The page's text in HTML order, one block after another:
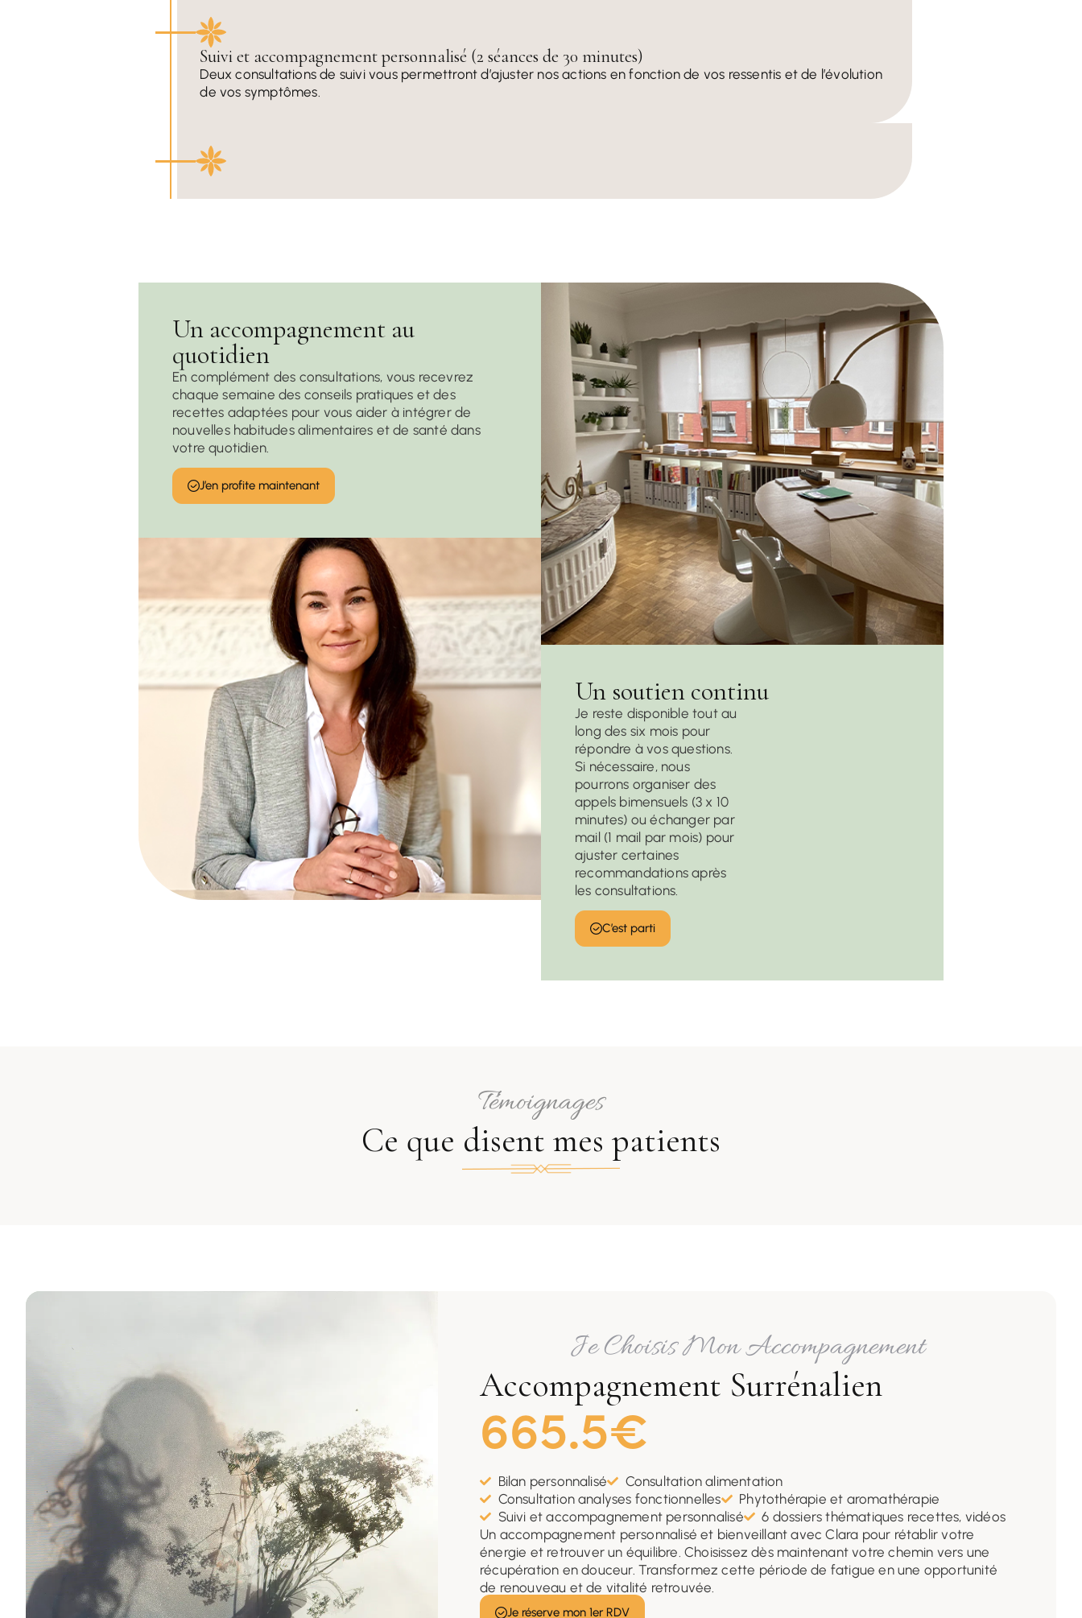
Suivi et accompagnement personnalisé (2 séances de 30 minutes)
Deux consultations de suivi vous permettront d’ajuster nos actions en fonction de vos ressentis et de l’évolution
de vos symptômes.
Un accompagnement au
quotidien
En complément des consultations, vous recevrez
chaque semaine des conseils pratiques et des
recettes adaptées pour vous aider à intégrer de
nouvelles habitudes alimentaires et de santé dans
votre quotidien.
J’en profite maintenant
Un soutien continu
Je reste disponible tout au
long des six mois pour
répondre à vos questions.
Si nécessaire, nous
pourrons organiser des
appels bimensuels (3 x 10
minutes) ou échanger par
mail (1 mail par mois) pour
ajuster certaines
recommandations après
les consultations.
C’est parti
Témoignages
Ce que disent mes patients
Je Choisis Mon Accompagnement
Accompagnement Surrénalien
665.5€
Bilan personnalisé
Consultation alimentation
Consultation analyses fonctionnelles
Phytothérapie et aromathérapie
Suivi et accompagnement personnalisé
6 dossiers thématiques recettes, vidéos
Un accompagnement personnalisé et bienveillant avec Clara pour rétablir votre
énergie et retrouver un équilibre. Choisissez dès maintenant votre chemin vers une
récupération en douceur. Transformez cette période de fatigue en une opportunité
de renouveau et de vitalité retrouvée.
Je réserve mon 1er RDV